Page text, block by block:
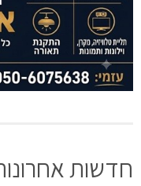
חדשות